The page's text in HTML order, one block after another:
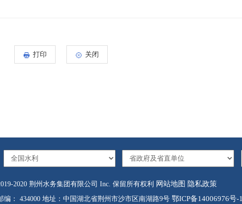
打印 关闭
2020 荆州水务集团有限公司 Inc. 保留所有权利 网站地图 隐私政策
编： 434000 地址：中国湖北省荆州市沙市区南湖路9号 鄂ICP备14006976号-1